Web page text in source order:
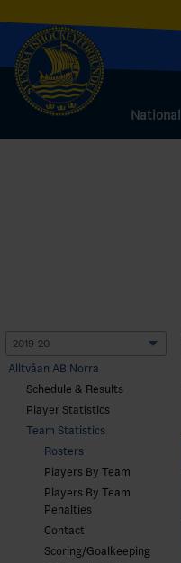
National
Alltvåan AB Norra
Schedule & Results
Player Statistics
Team Statistics
Rosters
Players By Team
Players By Team
Penalties
Contact
Scoring/Goalkeeping